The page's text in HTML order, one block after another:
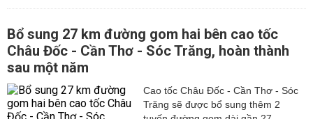
Khách hàng có thể rút một phần tiền trước hạn mà vẫn
được hưởng lãi suất cao trên số dư còn lại.
Phù hợp với những người có nhu cầu sử dụng tiền linh
hoạt nhưng vẫn muốn có lợi nhuận.
Các Sản Phẩm Tiết Kiệm Đặc Biệt
Bổ sung 27 km đường gom hai bên cao tốc
Châu Đốc - Cần Thơ - Sóc Trăng, hoàn thành
sau một năm
Cao tốc Châu Đốc - Cần Thơ - Sóc
Trăng sẽ được bổ sung thêm 2